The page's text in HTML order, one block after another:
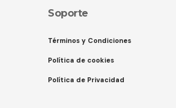
Soporte
Términos y Condiciones
Política de cookies
Política de Privacidad